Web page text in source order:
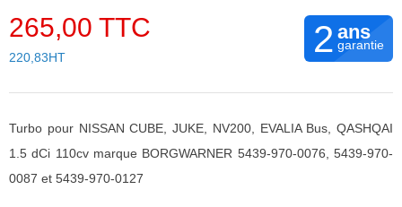
265,00 TTC
220,83HT 2 ans
garantie
Turbo pour NISSAN CUBE, JUKE, NV200, EVALIA Bus, QASHQAI
1.5 dCi 110cv marque BORGWARNER 5439-970-0076, 5439-970-
0087 et 5439-970-0127